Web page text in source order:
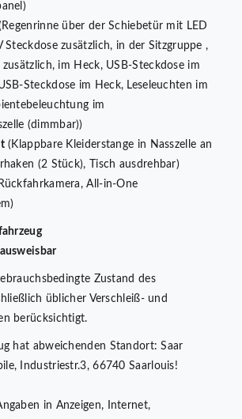
über der Schiebetür mit LED
Steckdose zusätzlich, in der Sitzgruppe ,
im Heck, USB-Steckdose im
Steckdose im Heck, Leseleuchten im
im
(dimmbar))
(Klappbare Kleiderstange in Nasszelle an
(2 Stück), Tisch ausdrehbar)
All-in-One
Zustand des
üblicher Verschleiß- und
berücksichtigt.
hat abweichenden Standort: Saar
Industriestr.3, 66740 Saarlouis!
in Anzeigen, Internet,